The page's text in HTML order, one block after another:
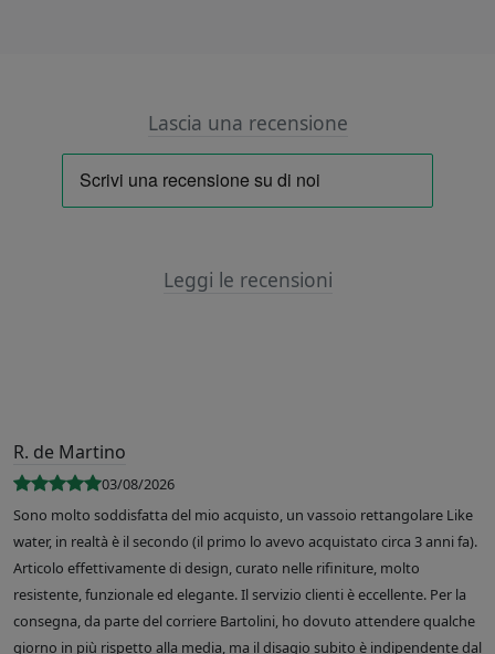
Lascia una recensione
Leggi le recensioni
R. de Martino
03/08/2026
Sono molto soddisfatta del mio acquisto, un vassoio rettangolare Like
water, in realtà è il secondo (il primo lo avevo acquistato circa 3 anni fa).
Articolo effettivamente di design, curato nelle rifiniture, molto
resistente, funzionale ed elegante. Il servizio clienti è eccellente. Per la
consegna, da parte del corriere Bartolini, ho dovuto attendere qualche
giorno in più rispetto alla media, ma il disagio subito è indipendente dal